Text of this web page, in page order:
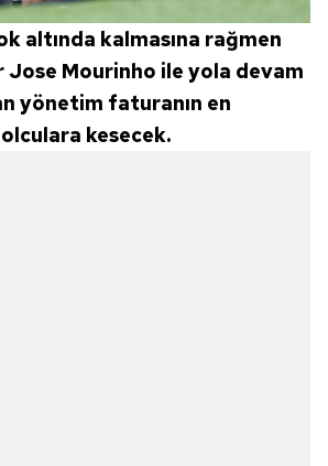
altında kalmasına rağmen
Mourinho ile yola devam
yönetim faturanın en
kesecek.